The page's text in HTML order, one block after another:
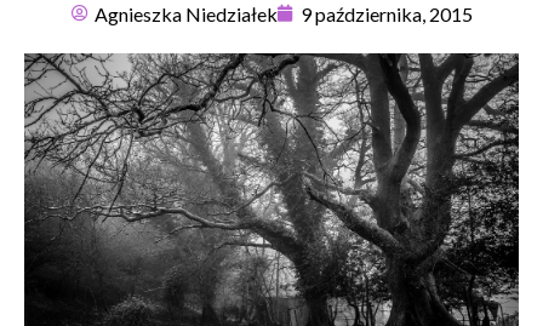
Agnieszka Niedziałek 9 października, 2015